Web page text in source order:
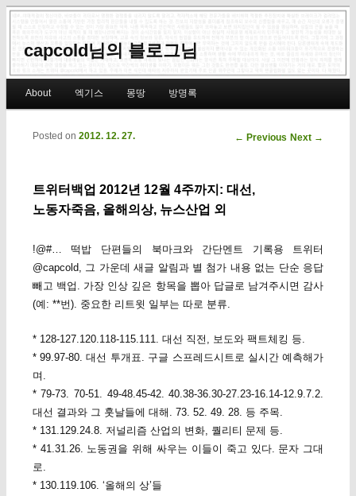
capcold님의 블로그님
Skip to primary content
Skip to secondary content
About 엑기스 몽땅 방명록
Post navigation
← Previous Next →
트위터백업 2012년 12월 4주까지: 대선,
노동자죽음, 올해의상, 뉴스산업 외
Posted on 2012. 12. 27.
!@#… 떡밥 단편들의 북마크와 간단멘트 기록용 트위터
@capcold, 그 가운데 새글 알림과 별 첨가 내용 없는 단순 응답
빼고 백업. 가장 인상 깊은 항목을 뽑아 답글로 남겨주시면 감사
(예: **번). 중요한 리트윗 일부는 따로 분류.
* 128-127.120.118-115.111. 대선 직전, 보도와 팩트체킹 등.
* 99.97-80. 대선 투개표. 구글 스프레드시트로 실시간 예측해가
며.
* 79-73. 70-51. 49-48.45-42. 40.38-36.30-27.23-16.14-12.9.7.2.
대선 결과와 그 훗날들에 대해. 73. 52. 49. 28. 등 주목.
* 131.129.24.8. 저널리즘 산업의 변화, 퀄리티 문제 등.
* 41.31.26. 노동권을 위해 싸우는 이들이 죽고 있다. 문자 그대
로.
* 130.119.106. ‘올해의 상’들